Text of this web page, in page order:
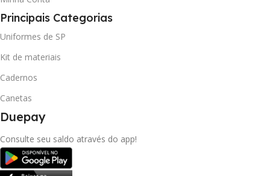
Principais Categorias
Uniformes de SP
Kit de materiais
Cadernos
Canetas
Duepay
Consulte seu saldo através do app!